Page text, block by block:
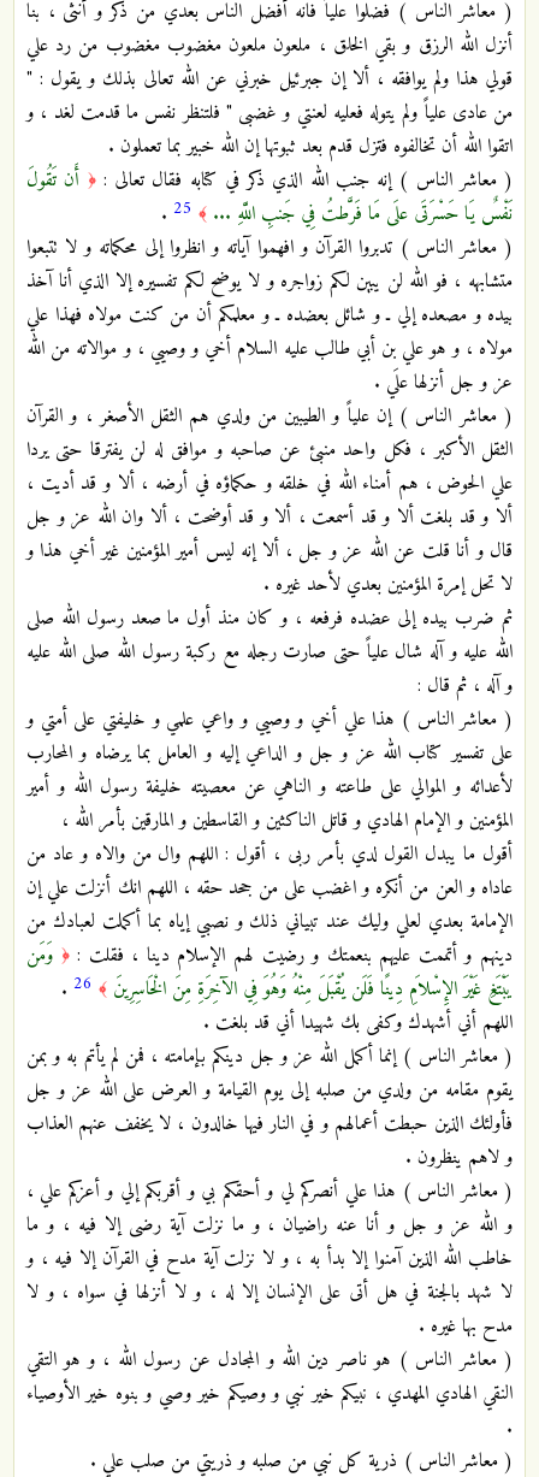
( معاشر الناس ) فضلوا علياً فانه أفضل الناس بعدي من ذكر و أنثى ، بنا
أنزل الله الرزق و بقي الخلق ، ملعون ملعون مغضوب مغضوب من رد علي
قولي هذا ولم يوافقه ، ألا إن جبرئيل خبرني عن الله تعالى بذلك و يقول : "
من عادى علياً ولم يتوله فعليه لعنتي و غضبى " فلتنظر نفس ما قدمت لغد ، و
اتقوا الله أن تخالفوه فتزل قدم بعد ثبوتها إن الله خبير بما تعملون .
( معاشر الناس ) إنه جنب الله الذي ذكر في كتابه فقال تعالى :﴿ أَن تَقُولَ
نَفْسٌ يَا حَسْرَتَى علَى مَا فَرَّطتُ فِي جَنبِ اللَّهِ ... ﴾ 25
.
( معاشر الناس ) تدبروا القرآن و افهموا آياته و انظروا إلى محكماته و لا تتبعوا
متشابهه ، فو الله لن يبين لكم زواجره و لا يوضح لكم تفسيره إلا الذي أنا آخذ
بيده و مصعده إلي ـ و شائل بعضده ـ و معلمكم أن من كنت مولاه فهذا علي
مولاه ، و هو علي بن أبي طالب عليه السلام أخي و وصيي ، و موالاته من الله
عز و جل أنزلها علَي .
( معاشر الناس ) إن علياً و الطيبين من ولدي هم الثقل الأصغر ، و القرآن
الثقل الأكبر ، فكل واحد منبئ عن صاحبه و موافق له لن يفترقا حتى يردا
علي الحوض ، هم أمناء الله في خلقه و حكماؤه في أرضه ، ألا و قد أديت ،
ألا و قد بلغت ألا و قد أسمعت ، ألا و قد أوضحت ، ألا وان الله عز و جل
قال و أنا قلت عن الله عز و جل ، ألا إنه ليس أمير المؤمنين غير أخي هذا و
لا تحل إمرة المؤمنين بعدي لأحد غيره .
ثم ضرب بيده إلى عضده فرفعه ، و كان منذ أول ما صعد رسول الله صلى
الله عليه و آله شال علياً حتى صارت رجله مع ركبة رسول الله صلى الله عليه
و آله ، ثم قال :
( معاشر الناس ) هذا علي أخي و وصيي و واعي علمي و خليفتي على أمتي و
على تفسير كتاب الله عز و جل و الداعي إليه و العامل بما يرضاه و المحارب
لأعدائه و الموالي على طاعته و الناهي عن معصيته خليفة رسول الله و أمير
المؤمنين و الإمام الهادي و قاتل الناكثين و القاسطين و المارقين بأمر الله ،
أقول ما يبدل القول لدي بأمر ربى ، أقول : اللهم وال من والاه و عاد من
عاداه و العن من أنكره و اغضب على من جحد حقه ، اللهم انك أنزلت علي إن
الإمامة بعدي لعلي وليك عند تبياني ذلك و نصبي إياه بما أكملت لعبادك من
دينهم و أتممت عليهم بنعمتك و رضيت لهم الإسلام دينا ، فقلت :﴿ وَمَن
يَبْتَغِ غَيْرَ الإِسْلاَمِ دِينًا فَلَن يُقْبَلَ مِنْهُ وَهُوَ فِي الآخِرَةِ مِنَ الْخَاسِرِينَ ﴾ 26
.
اللهم أني أشهدك وكفى بك شهيدا أني قد بلغت .
( معاشر الناس ) إنما أكمل الله عز و جل دينكم بإمامته ، فمن لم يأتم به و بمن
يقوم مقامه من ولدي من صلبه إلى يوم القيامة و العرض على الله عز و جل
فأولئك الذين حبطت أعمالهم و في النار فيها خالدون ، لا يخفف عنهم العذاب
و لاهم ينظرون .
( معاشر الناس ) هذا علي أنصركم لي و أحقكم بي و أقربكم إلي و أعزكم علي ،
و الله عز و جل و أنا عنه راضيان ، و ما نزلت آية رضى إلا فيه ، و ما
خاطب الله الذين آمنوا إلا بدأ به ، و لا نزلت آية مدح في القرآن إلا فيه ، و
لا شهد بالجنة في هل أتى على الإنسان إلا له ، و لا أنزلها في سواه ، و لا
مدح بها غيره .
( معاشر الناس ) هو ناصر دين الله و المجادل عن رسول الله ، و هو التقي
النقي الهادي المهدي ، نبيكم خير نبي و وصيكم خير وصي و بنوه خير الأوصياء
.
( معاشر الناس ) ذرية كل نبي من صلبه و ذريتي من صلب علي .